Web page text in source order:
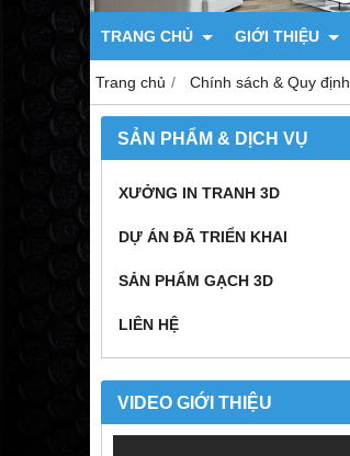
TRANG CHỦ GIỚI THIỆU
Trang chủ Chính sách & Quy định
SẢN PHẨM & DỊCH VỤ
XƯỞNG IN TRANH 3D
DỰ ÁN ĐÃ TRIỂN KHAI
SẢN PHẨM GẠCH 3D
LIÊN HỆ
VIDEO GIỚI THIỆU